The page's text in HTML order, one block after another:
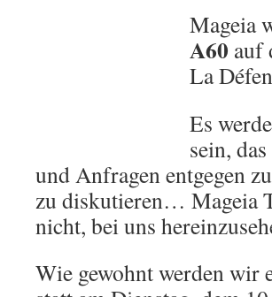
Mageia
A60 auf
La
Es
sein,
und Anfragen entgegen
zu diskutieren… Mageia
nicht, bei uns
Wie gewohnt werden wir